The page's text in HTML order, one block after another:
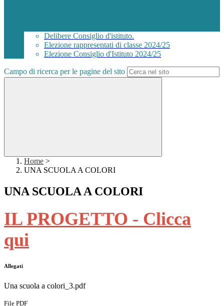
Delibere Consiglio d'istituto.
Elezione rappresentati di classe 2024/25
Elezione Consiglio d'Istituto 2024/25
Campo di ricerca per le pagine del sito
Home >
UNA SCUOLA A COLORI
UNA SCUOLA A COLORI
IL PROGETTO - Clicca
qui
Allegati
Una scuola a colori_3.pdf
File PDF